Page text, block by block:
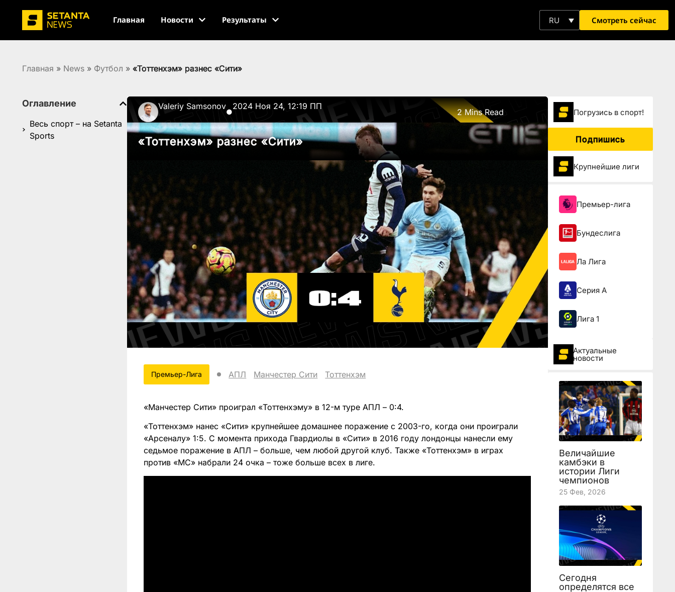
Главная Новости Результаты RU Смотреть сейчас
Главная » News » Футбол » «Тоттенхэм» разнес «Сити»
Оглавление
Весь спорт – на Setanta
Sports
Valeriy Samsonov
●
2024 Ноя 24, 12:19 ПП
2 Mins Read
«Тоттенхэм» разнес «Сити»
Премьер-Лига АПЛ Манчестер Сити Тоттенхэм
«Манчестер Сити» проиграл «Тоттенхэму» в 12-м туре АПЛ – 0:4.
«Тоттенхэм» нанес «Сити» крупнейшее домашнее поражение с 2003-го, когда они проиграли
«Арсеналу» 1:5. С момента прихода Гвардиолы в «Сити» в 2016 году лондонцы нанесли ему
седьмое поражение в АПЛ – больше, чем любой другой клуб. Также «Тоттенхэм» в играх
против «МС» набрали 24 очка – тоже больше всех в лиге.
Погрузиcь в спорт!
Подпишись
Крупнейшие лиги
Премьер-лига
Бундеслига
Ла Лига
Серия А
Лига 1
Актуальные
новости
Величайшие
камбэки в
истории Лиги
чемпионов
25 Фев, 2026
Сегодня
определятся все